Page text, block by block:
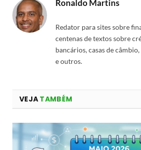
Ronaldo Martins
Redator para sites sobre
centenas de textos sobre
bancários, casas de
e outros.
VEJA TAMBÉM